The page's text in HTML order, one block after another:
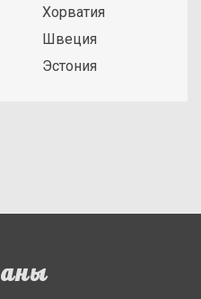
Хорватия
Швеция
Эстония